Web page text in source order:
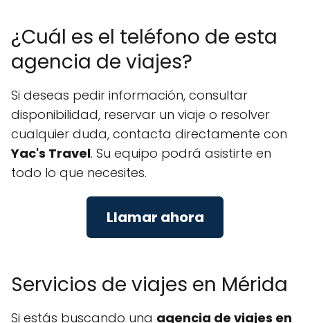
¿Cuál es el teléfono de esta
agencia de viajes?
Si deseas pedir información, consultar
disponibilidad, reservar un viaje o resolver
cualquier duda, contacta directamente con
Yac's Travel. Su equipo podrá asistirte en
todo lo que necesites.
Llamar ahora
Servicios de viajes en Mérida
Si estás buscando una agencia de viajes en